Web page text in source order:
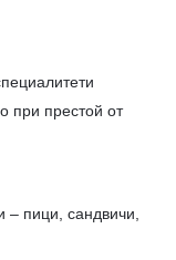
при престой от
– пици, сандвичи,